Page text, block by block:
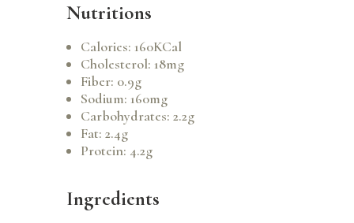
Nutritions
Calories: 160KCal
Cholesterol: 18mg
Fiber: 0.9g
Sodium: 160mg
Carbohydrates: 2.2g
Fat: 2.4g
Protein: 4.2g
Ingredients